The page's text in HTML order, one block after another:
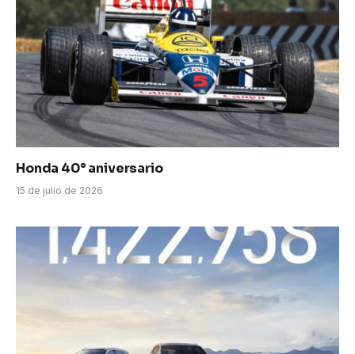
Honda 40° aniversario
15 de julio de 2026